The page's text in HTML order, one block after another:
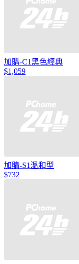
加購-C1黑色經典
$1,059
加購-S1溫和型
$732